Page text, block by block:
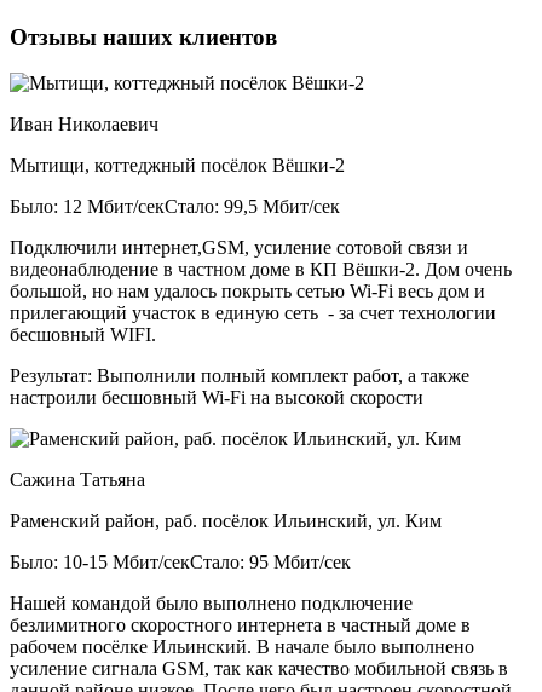
Отзывы наших клиентов
Иван Николаевич
Мытищи, коттеджный посёлок Вёшки-2
Было: 12 Мбит/секСтало: 99,5 Мбит/сек
Подключили интернет,GSM, усиление сотовой связи и
видеонаблюдение в частном доме в КП Вёшки-2. Дом очень
большой, но нам удалось покрыть сетью Wi-Fi весь дом и
прилегающий участок в единую сеть - за счет технологии
бесшовный WIFI.
Результат: Выполнили полный комплект работ, а также
настроили бесшовный Wi-Fi на высокой скорости
Сажина Татьяна
Раменский район, раб. посёлок Ильинский, ул. Ким
Было: 10-15 Мбит/секСтало: 95 Мбит/сек
Нашей командой было выполнено подключение
безлимитного скоростного интернета в частный доме в
рабочем посёлке Ильинский. В начале было выполнено
усиление сигнала GSM, так как качество мобильной связь в